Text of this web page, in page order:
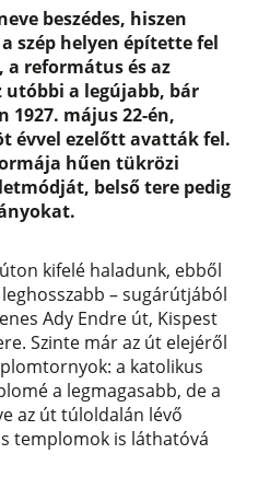
beszédes, hiszen
szép helyen építette fel
református és az
utóbbi a legújabb, bár
1927. május 22-én,
évvel ezelőtt avatták fel.
hűen tükrözi
belső tere pedig
kifelé haladunk, ebből
– sugárútjából
Ady Endre út, Kispest
Szinte már az út elejéről
a katolikus
a legmagasabb, de a
az út túloldalán lévő
templomok is láthatóvá